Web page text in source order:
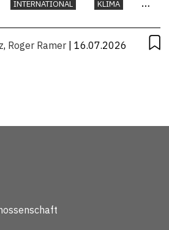
INTERNATIONAL
KLIMA
, Roger Ramer | 16.07.2026